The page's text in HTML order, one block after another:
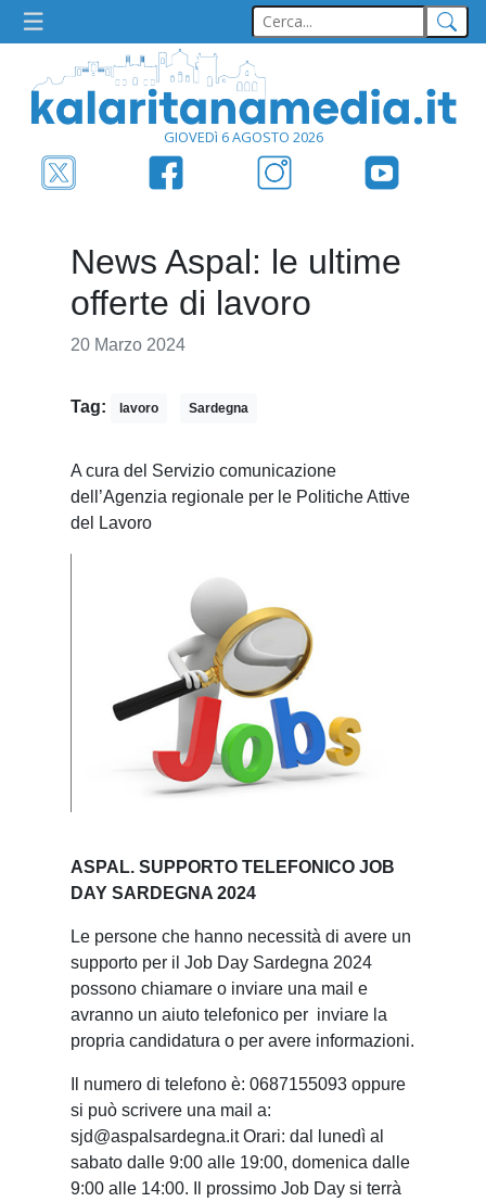
GIOVEDì 6 AGOSTO 2026
News Aspal: le ultime
offerte di lavoro
20 Marzo 2024
Tag: lavoro Sardegna
A cura del Servizio comunicazione
dell’Agenzia regionale per le Politiche Attive
del Lavoro
ASPAL. SUPPORTO TELEFONICO JOB
DAY SARDEGNA 2024
Le persone che hanno necessità di avere un
supporto per il Job Day Sardegna 2024
possono chiamare o inviare una mail e
avranno un aiuto telefonico per inviare la
propria candidatura o per avere informazioni.
Il numero di telefono è: 0687155093 oppure
si può scrivere una mail a:
sjd@aspalsardegna.it Orari: dal lunedì al
sabato dalle 9:00 alle 19:00, domenica dalle
9:00 alle 14:00. Il prossimo Job Day si terrà